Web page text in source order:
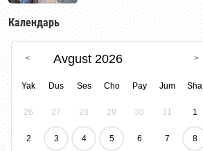
Календарь
Avgust 2026
Yak Dus Ses Cho Pay Jum Sha
26 27 28 29 30 31 1
2 3 4 5 6 7 8